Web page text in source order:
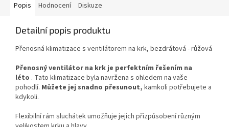
Popis Hodnocení Diskuze
Detailní popis produktu
Přenosná klimatizace s ventilátorem na krk, bezdrátová - růžová
Přenosný ventilátor na krk je perfektním řešením na
léto . Tato klimatizace byla navržena s ohledem na vaše
pohodlí. Můžete jej snadno přesunout, kamkoli potřebujete a
kdykoli.
Flexibilní rám sluchátek umožňuje jejich přizpůsobení různým